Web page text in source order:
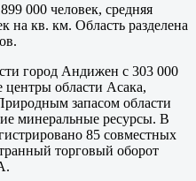
000 человек, средняя
на кв. км. Область разделена
город Андижен с 303 000
области Асака,
запасом области
минеральные ресурсы. В
85 совместных
торговый оборот